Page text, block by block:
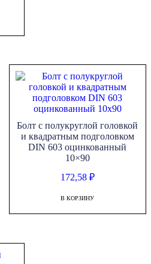
Болт с полукруглой головкой
и квадратным подголовком
DIN 603 оцинкованный
10×90
172,58 ₽
В КОРЗИНУ